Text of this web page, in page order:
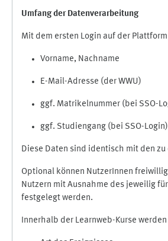
Umfang der Datenverarbeitung
Mit dem ersten Login auf der
Vorname, Nachname
E-Mail-Adresse (der WWU)
ggf. Matrikelnummer (bei SSO-
ggf. Studiengang (bei SSO-Login)
Diese Daten sind identisch mit den
Optional können NutzerInnen
Nutzern mit Ausnahme des jeweilig
festgelegt werden.
Innerhalb der Learnweb-Kurse